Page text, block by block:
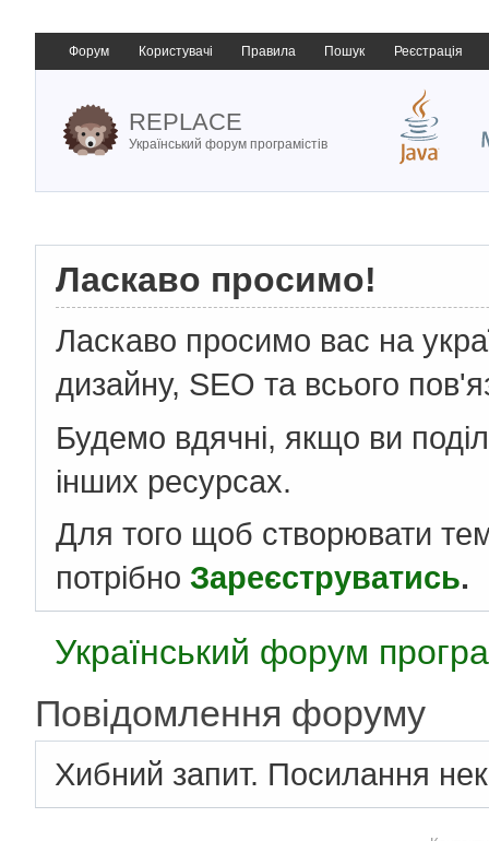
Форум Користувачі Правила Пошук Реєстрація
REPLACE
Український форум програмістів
Ласкаво просимо!
Ласкаво просимо вас на
дизайну, SEO та всього
Будемо вдячні, якщо ви
інших ресурсах.
Для того щоб створювати
потрібно Зареєструватись.
Український форум
Повідомлення форуму
Хибний запит. Посилання